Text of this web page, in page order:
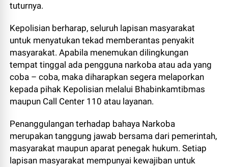
tuturnya.
Kepolisian berharap, seluruh lapisan masyarakat
untuk menyatukan tekad memberantas penyakit
masyarakat. Apabila menemukan dilingkungan
tempat tinggal ada pengguna narkoba atau ada yang
coba – coba, maka diharapkan segera melaporkan
kepada pihak Kepolisian melalui Bhabinkamtibmas
maupun Call Center 110 atau layanan.
Penanggulangan terhadap bahaya Narkoba
merupakan tanggung jawab bersama dari pemerintah,
masyarakat maupun aparat penegak hukum. Setiap
lapisan masyarakat mempunyai kewajiban untuk